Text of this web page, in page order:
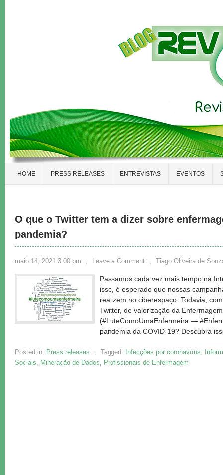
HOME PRESS RELEASES ENTREVISTAS EVENTOS
O que o Twitter tem a dizer sobre
pandemia?
maio 14, 2021 3:00 pm , Leave a Comment , Tiago Oliveira de
Passamos cada vez mais tempo na
isso, é esperado que nossas
realizem no ciberespaço. Todavia,
Twitter, de valorização da
(#LuteComoUmaEnfermeira —
pandemia da COVID-19? Descubra
Posted in: Press releases , Tagged: Infecções por coronavírus,
Sociais, Mineração de Dados, Profissionais de Enfermagem